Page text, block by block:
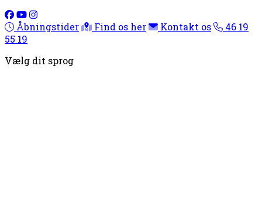
Åbningstider Find os her Kontakt os
46 19
55 19
Vælg dit sprog